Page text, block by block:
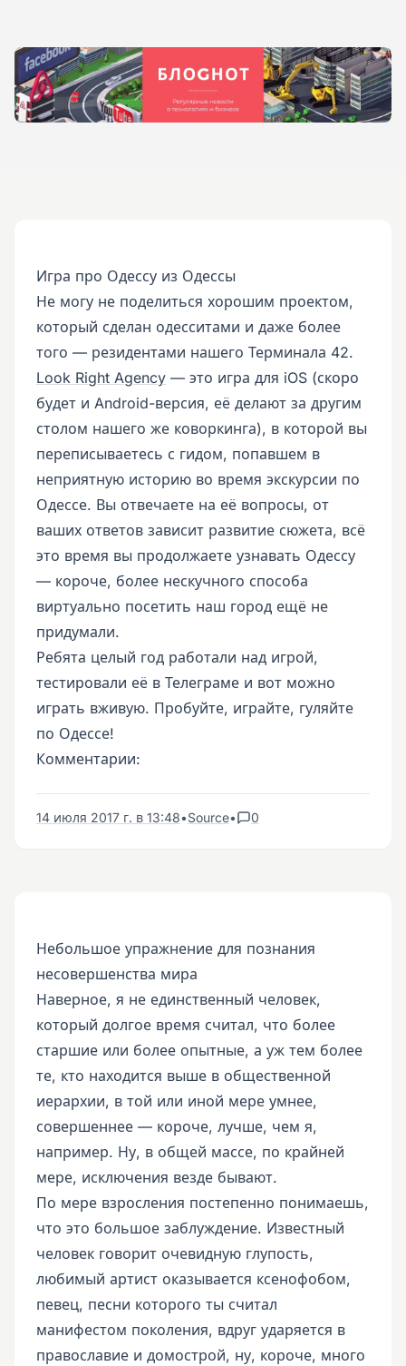
Игра про Одессу из Одессы
Не могу не поделиться хорошим проектом,
который сделан одесситами и даже более
того — резидентами нашего Терминала 42.
Look Right Agency — это игра для iOS (скоро
будет и Android-версия, её делают за другим
столом нашего же коворкинга), в которой вы
переписываетесь с гидом, попавшем в
неприятную историю во время экскурсии по
Одессе. Вы отвечаете на её вопросы, от
ваших ответов зависит развитие сюжета, всё
это время вы продолжаете узнавать Одессу
— короче, более нескучного способа
виртуально посетить наш город ещё не
придумали.
Ребята целый год работали над игрой,
тестировали её в Телеграме и вот можно
играть вживую. Пробуйте, играйте, гуляйте
по Одессе!
Комментарии:
14 июля 2017 г. в 13:48•Source• 0
Небольшое упражнение для познания
несовершенства мира
Наверное, я не единственный человек,
который долгое время считал, что более
старшие или более опытные, а уж тем более
те, кто находится выше в общественной
иерархии, в той или иной мере умнее,
совершеннее — короче, лучше, чем я,
например. Ну, в общей массе, по крайней
мере, исключения везде бывают.
По мере взросления постепенно понимаешь,
что это большое заблуждение. Известный
человек говорит очевидную глупость,
любимый артист оказывается ксенофобом,
певец, песни которого ты считал
манифестом поколения, вдруг ударяется в
православие и домострой, ну, короче, много